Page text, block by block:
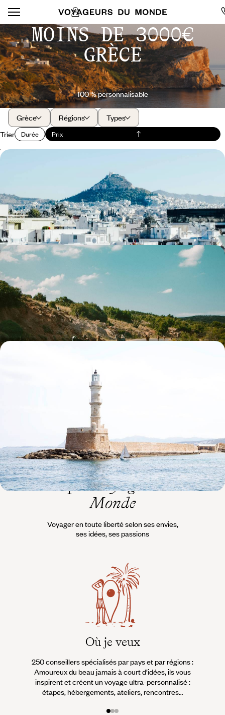
MOINS DE 3000€
GRÈCE
100 % personnalisable
Grèce Régions
Types
Trier
Durée Prix
Athènes au-delà des sites antiques : (re)découvrir une capitale
animée, créative, cosmopolite et toujours surprenante
6 jours, de CHF 1600 à CHF 2200
À Pâques ou à la Toussaint - Avec les enfants dans le
Péloponnèse
Crapahuter tous ensemble d'Athènes à Nauplie, hors haute saison
touristique, des sites antiques à la mer et sous un beau soleil
8 jours, de CHF 1800 à CHF 2400
Avant ou après l’affluence estivale, parcourir une Crète rendue à elle-
même au fil de villes côtières, en toute intimité
8 jours, de CHF 1900 à CHF 2700
L’espritVoyageurs du
Monde
Voyager en toute liberté selon ses envies,
ses idées, ses passions
Où je veux
250 conseillers spécialisés par pays et par régions :
Amoureux du beau jamais à court d’idées, ils vous
inspirent et créent un voyage ultra-personnalisé :
étapes, hébergements, ateliers, rencontres…